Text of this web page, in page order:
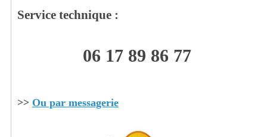
Service technique :
06 17 89 86 77
>> Ou par messagerie